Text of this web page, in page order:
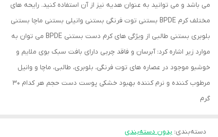
می باشد و می توانید به عنوان هدیه نیز از آن استفاده کنید. رایحه های
مختلف کرم BPDE بستنی توت فرنگی بستنی وانیلی بستنی ماچا بستنی
بلوبری بستنی طالبی از ویژگی های کرم دست بستنی BPDE می توان به
موارد زیر اشاره کرد: آبرسان و فاقد چربی دارای بافت سبک بوی ملایم و
خوشبو موجود در عصاره های توت فرنگی، بلوبری، طالبی، ماچا و وانیل
مرطوب کننده و نرم کننده بهبود خشکی پوست دست حجم هر کدام 30
گرم
دسته‌بندی: بدون دسته‌بندی